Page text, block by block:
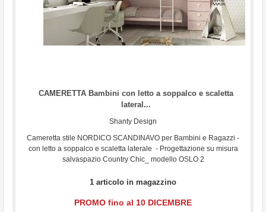
CAMERETTA Bambini con letto a soppalco e scaletta
lateral...
Shanty Design
Cameretta stile NORDICO SCANDINAVO per Bambini e Ragazzi -
con letto a soppalco e scaletta laterale - Progettazione su misura
salvaspazio Country Chic_ modello OSLO 2
1 articolo in magazzino
PROMO fino al 10 DICEMBRE